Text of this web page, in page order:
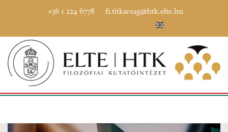
+36 1 224 6778 fi.titkarsag@htk.elte.hu